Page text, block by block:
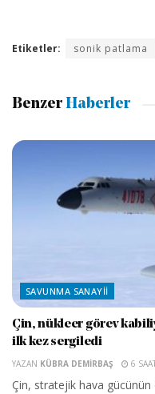
Etiketler: sonik patlama
Benzer Haberler
SAVUNMA SANAYII
Çin, nükleer görev
ilk kez sergiledi
YAZAN KÜBRA DEMIRBAŞ 6
Çin, stratejik hava